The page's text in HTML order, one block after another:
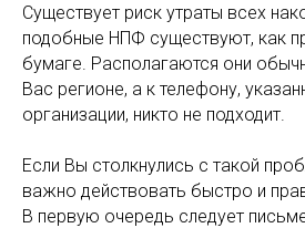
Существует риск утраты всех
подобные НПФ существуют, как
бумаге. Располагаются они
Вас регионе, а к телефону,
организации, никто не подходит.
Если Вы столкнулись с такой
важно действовать быстро и
В первую очередь следует